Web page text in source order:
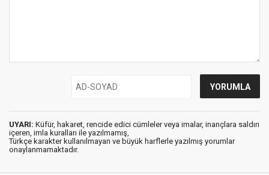
UYARI: Küfür, hakaret, rencide edici cümleler veya imalar, inançlara saldırı
içeren, imla kuralları ile yazılmamış,
Türkçe karakter kullanılmayan ve büyük harflerle yazılmış yorumlar
onaylanmamaktadır.